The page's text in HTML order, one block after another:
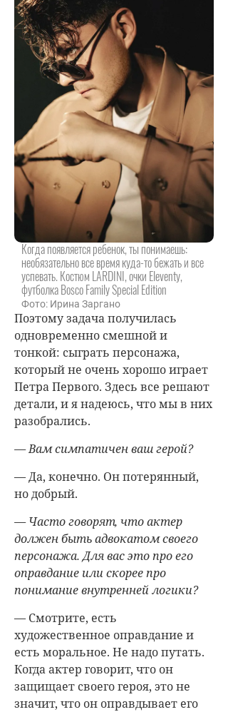
Когда появляется ребенок, ты понимаешь:
необязательно все время куда-то бежать и все
успевать. Костюм LARDINI, очки Eleventy,
футболка Bosco Family Special Edition
Фото: Ирина Заргано
Поэтому задача получилась
одновременно смешной и
тонкой: сыграть персонажа,
который не очень хорошо играет
Петра Первого. Здесь все решают
детали, и я надеюсь, что мы в них
разобрались.
— Вам симпатичен ваш герой?
— Да, конечно. Он потерянный,
но добрый.
— Часто говорят, что актер
должен быть адвокатом своего
персонажа. Для вас это про его
оправдание или скорее про
понимание внутренней логики?
— Смотрите, есть
художественное оправдание и
есть моральное. Не надо путать.
Когда актер говорит, что он
защищает своего героя, это не
значит, что он оправдывает его